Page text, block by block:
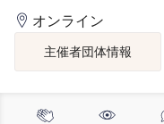
オンライン
主催者団体情報